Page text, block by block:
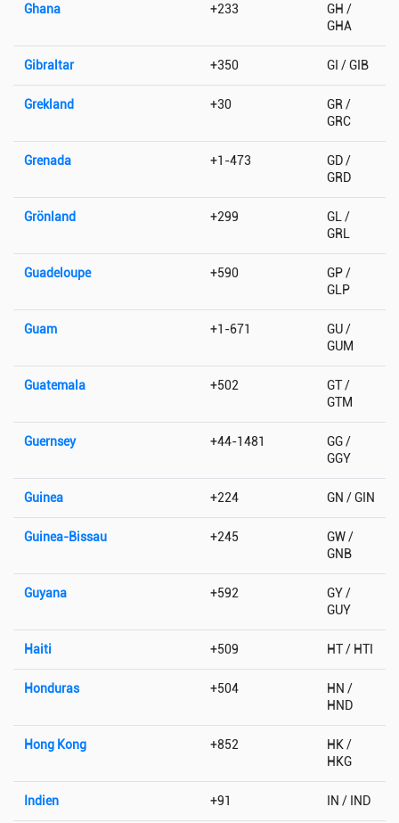
Ghana +233
GH /
GHA
Gibraltar +350 GI / GIB
Grekland +30
GR /
GRC
Grenada +1-473
GD /
GRD
Grönland +299
GL /
GRL
Guadeloupe +590
GP /
GLP
Guam +1-671
GU /
GUM
Guatemala +502
GT /
GTM
Guernsey +44-1481
GG /
GGY
Guinea +224 GN / GIN
Guinea-Bissau +245
GW /
GNB
Guyana +592
GY /
GUY
Haiti +509 HT / HTI
Honduras +504
HN /
HND
Hong Kong +852
HK /
HKG
Indien +91 IN / IND